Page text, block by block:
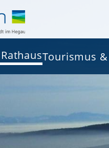
Tourismus